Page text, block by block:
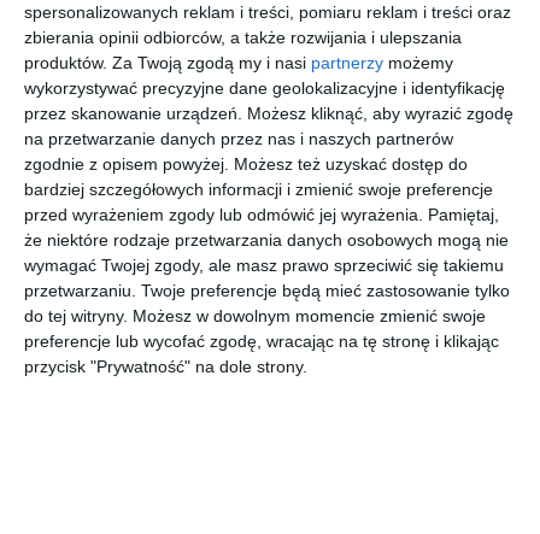
spersonalizowanych reklam i treści, pomiaru reklam i treści oraz
zbierania opinii odbiorców, a także rozwijania i ulepszania
produktów. Za Twoją zgodą my i nasi partnerzy możemy
wykorzystywać precyzyjne dane geolokalizacyjne i identyfikację
przez skanowanie urządzeń. Możesz kliknąć, aby wyrazić zgodę
na przetwarzanie danych przez nas i naszych partnerów
zgodnie z opisem powyżej. Możesz też uzyskać dostęp do
bardziej szczegółowych informacji i zmienić swoje preferencje
przed wyrażeniem zgody lub odmówić jej wyrażenia.
Pamiętaj,
że niektóre rodzaje przetwarzania danych osobowych mogą nie
wymagać Twojej zgody, ale masz prawo sprzeciwić się takiemu
przetwarzaniu. Twoje preferencje będą mieć zastosowanie tylko
do tej witryny. Możesz w dowolnym momencie zmienić swoje
preferencje lub wycofać zgodę, wracając na tę stronę i klikając
przycisk "Prywatność" na dole strony.
[ audiobook ]
Schronisk
o, które
przestało
istnieć
Sławek Gortych
[ książka ]
Wielcy
przyjaciel
e Jezusa.
Historia
św. Piotra
Antonella
Pandini
[ e-book ]
Pogromca
wilków.
Trzy duety
literackie
Martin Pollack,
Ransmayr
[ komiks ]
Hellboy w
piekle.
Tom 1.
Zstąpienie
Mike Mignola
więcej w księgarni
Autobusy i piesi podczas remontu
Czasowo zamykane będą przejścia dla pieszych przez Aleję
Waszyngtona przy ulicach Saskiej i Niekłańskiej. Autobusy